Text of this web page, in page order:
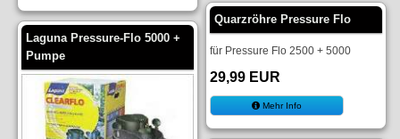
Laguna Pressure-Flo 5000 +
Pumpe
Quarzröhre Pressure Flo
für Pressure Flo 2500 + 5000
29,99 EUR
Mehr Info